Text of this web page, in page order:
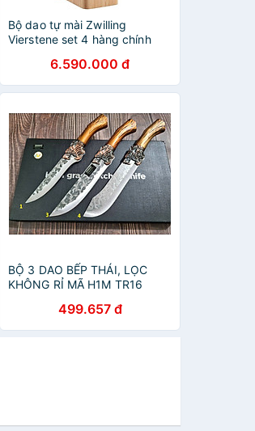
Bộ dao tự mài Zwilling
Vierstene set 4 hàng chính
6.590.000 đ
BỘ 3 DAO BẾP THÁI, LỌC
KHÔNG RỈ MÃ H1M TR16
499.657 đ